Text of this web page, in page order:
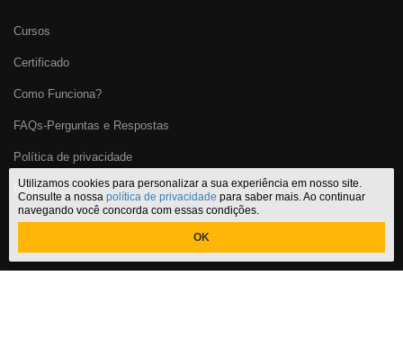
Cursos
Certificado
Como Funciona?
FAQs-Perguntas e Respostas
Política de privacidade
Blog
Utilizamos cookies para personalizar a sua experiência em nosso site.
Consulte a nossa política de privacidade para saber mais. Ao continuar
navegando você concorda com essas condições.
OK